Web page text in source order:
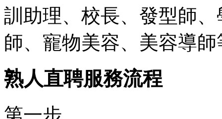
訓助理、校長、發型師
師、寵物美容、美容導師
熟人直聘服務流程